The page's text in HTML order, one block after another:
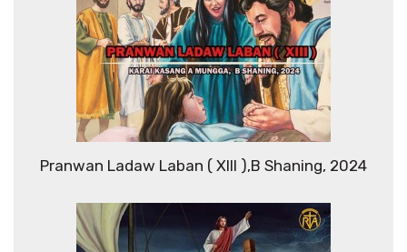
Pranwan Ladaw Laban ( XIII ),B Shaning, 2024